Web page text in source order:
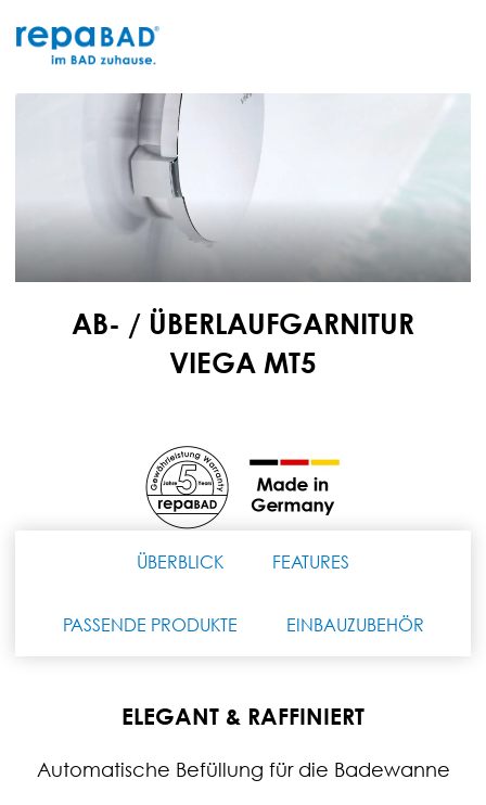
Inhalt
springen
AB- / ÜBERLAUFGARNITUR
VIEGA MT5
ÜBERBLICK FEATURES
PASSENDE PRODUKTE EINBAUZUBEHÖR
ELEGANT & RAFFINIERT
Automatische Befüllung für die Badewanne